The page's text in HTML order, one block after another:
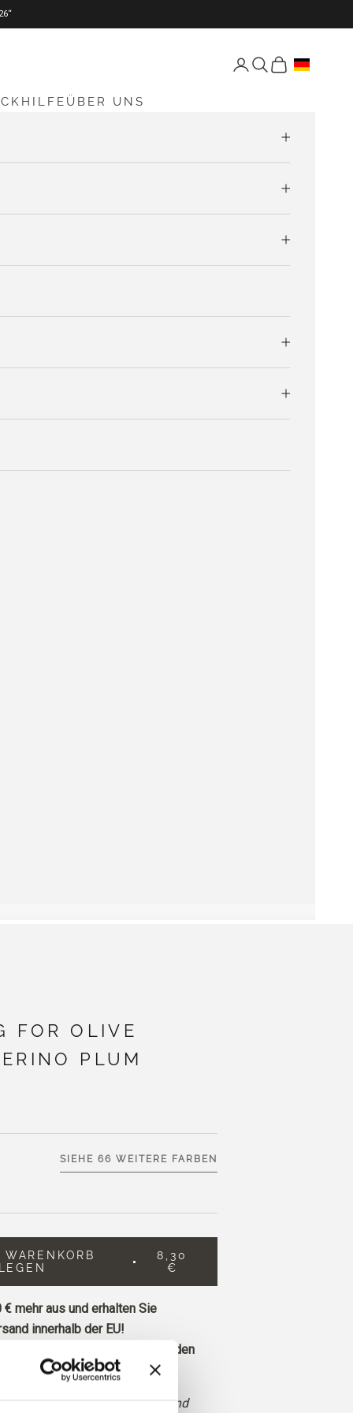
Seite Konto öffnen
Suche öffnen
Warenkorb
ÜBER UNS
FOR OLIVE
PLUM
SIEHE 66 WEITERE FARBEN
WARENKORB
LEGEN
8,30
€
€mehr aus und erhalten Sie
innerhalb der EU!
vor 13 Uhr MEZ eingehen, werden
versandt.
mit neutralen Untertönen und